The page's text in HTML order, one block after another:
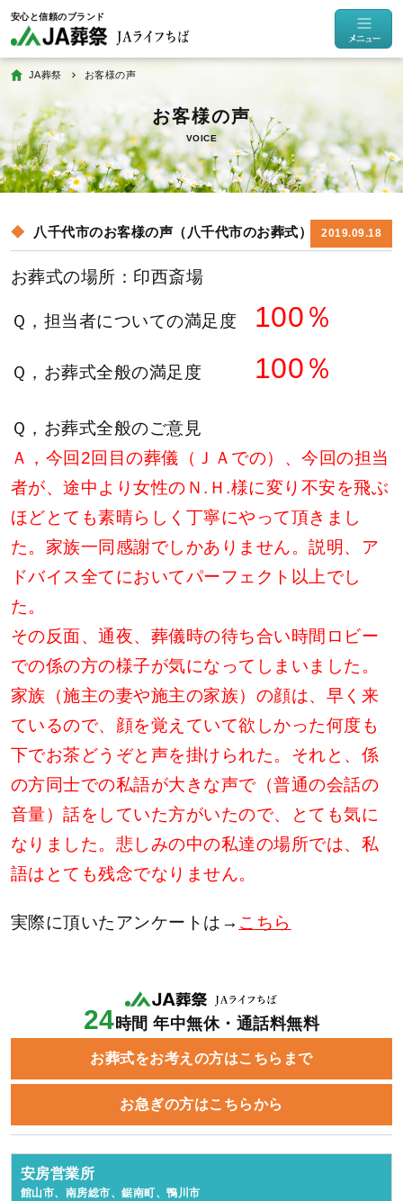
JA葬祭 お客様の声
VOICE
八千代市のお客様の声（八千代市のお葬式） 2019.09.18
お葬式の場所：印西斎場
Ｑ，担当者についての満足度 100％
Ｑ，お葬式全般の満足度 100％
Ｑ，お葬式全般のご意見
Ａ，今回2回目の葬儀（ＪＡでの）、今回の担当
者が、途中より女性のＮ.Ｈ.様に変り不安を飛ぶ
ほどとても素晴らしく丁寧にやって頂きまし
た。家族一同感謝でしかありません。説明、ア
ドバイス全てにおいてパーフェクト以上でし
た。
その反面、通夜、葬儀時の待ち合い時間ロビー
での係の方の様子が気になってしまいました。
家族（施主の妻や施主の家族）の顔は、早く来
ているので、顔を覚えていて欲しかった何度も
下でお茶どうぞと声を掛けられた。それと、係
の方同士での私語が大きな声で（普通の会話の
音量）話をしていた方がいたので、とても気に
なりました。悲しみの中の私達の場所では、私
語はとても残念でなりません。
実際に頂いたアンケートは→ こちら
24時間 年中無休・通話料無料
お葬式をお考えの方はこちらまで
お急ぎの方はこちらから
安房営業所
館山市、南房総市、鋸南町、鴨川市